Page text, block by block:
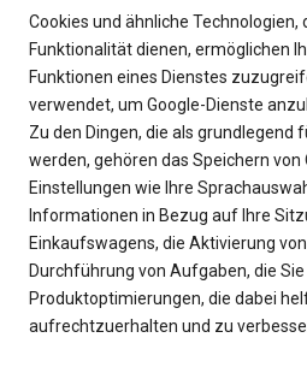
Cookies und ähnliche Technologien,
Funktionalität dienen, ermöglichen
Funktionen eines Dienstes
verwendet, um Google-Dienste
Zu den Dingen, die als grundlegend
werden, gehören das Speichern von
Einstellungen wie Ihre
Informationen in Bezug auf Ihre
Einkaufswagens, die Aktivierung
Durchführung von Aufgaben, die
Produktoptimierungen, die dabei
aufrechtzuerhalten und zu